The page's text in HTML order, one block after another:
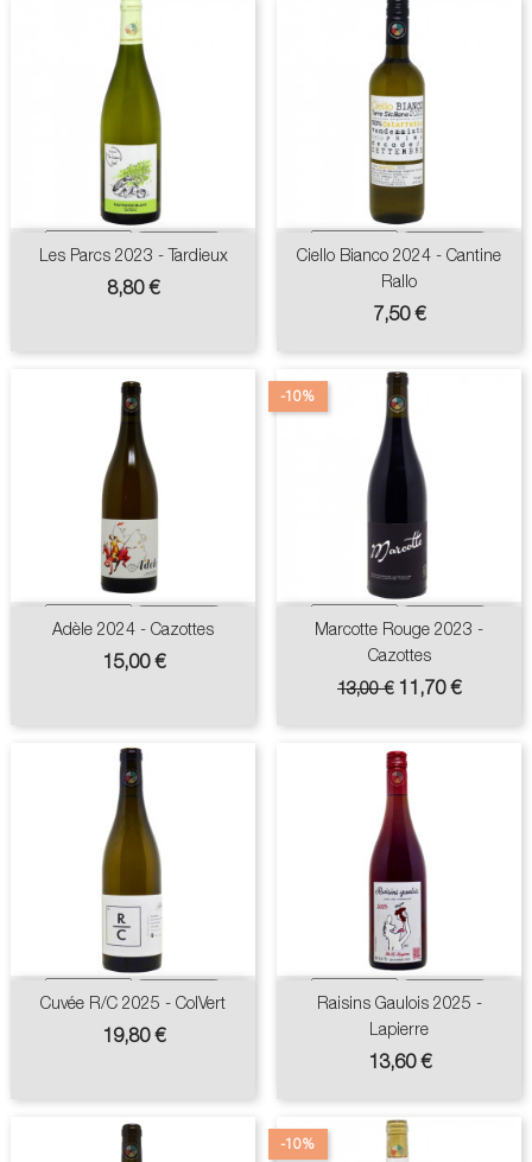
Les Parcs 2023 - Tardieux
Prix
8,80 €
Ciello Bianco 2024 - Cantine
Rallo
Prix
7,50 €
Adèle 2024 - Cazottes
Prix
15,00 €
Marcotte Rouge 2023 -
Cazottes
Prix
base
13,00 €
-10%
Prix
11,70 €
Cuvée R/C 2025 - ColVert
Prix
19,80 €
Raisins Gaulois 2025 -
Lapierre
Prix
13,60 €
-10%